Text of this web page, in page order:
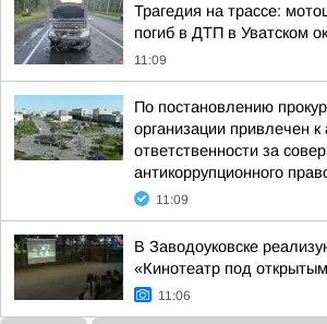
Трагедия на трассе:
погиб в ДТП в Уватском
11:09
По постановлению
организации привлечен
ответственности за
антикоррупционного
11:09
В Заводоуковске
«Кинотеатр под
11:06